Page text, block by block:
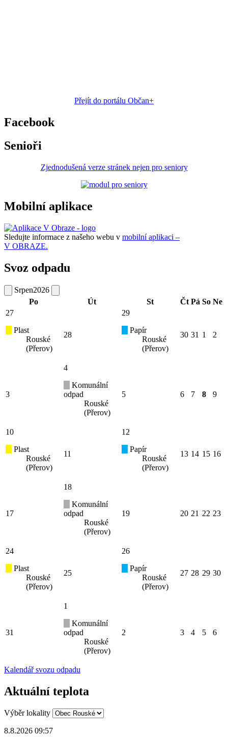
Přejít do portálu Občan+
Facebook
Senioři
Zjednodušená verze stránek nejen pro seniory
Mobilní aplikace
Sledujte informace z našeho webu v mobilní aplikaci –
V OBRAZE.
Svoz odpadu
Srpen2026
Po
Út St Čt Pá So Ne
27
Plast
Rouské
(Přerov)
28
29
Papír
Rouské
(Přerov)
30 31 1 2
3
4
Komunální
odpad
Rouské
(Přerov)
5 6 7 8 9
10
Plast
Rouské
(Přerov)
11
12
Papír
Rouské
(Přerov)
13 14 15 16
17
18
Komunální
odpad
Rouské
(Přerov)
19 20 21 22 23
24
Plast
Rouské
(Přerov)
25
26
Papír
Rouské
(Přerov)
27 28 29 30
31
1
Komunální
odpad
Rouské
(Přerov)
2 3 4 5 6
Kalendář svozu odpadu
Aktuální teplota
Výběr lokality
8.8.2026 09:57